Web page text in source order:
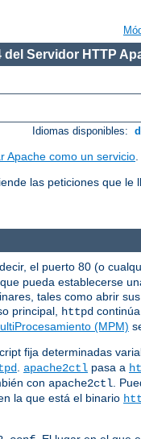
del Servidor HTTP
Idiomas disponibles:
Apache como un servicio.
las peticiones que le
el puerto 80 (o
pueda establecerse
tales como abrir
principal, httpd
(MPM)
fija determinadas
apache2ctl pasa a
con apache2ctl .
la que está el binario